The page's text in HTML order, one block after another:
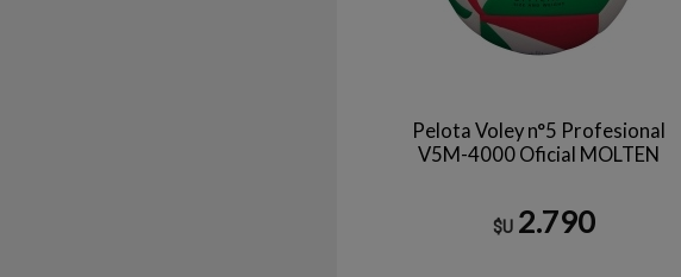
Pelota Voley n°5 Profesional
V5M-4000 Oficial MOLTEN
$U 2.790